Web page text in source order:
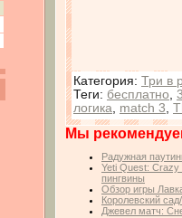
Категория: Три в
Теги: бесплатно
логика
match 3
Мы
Радужная
Yeti Quest:
пингвины
Обзор игры
Королевский
Джевел матч: